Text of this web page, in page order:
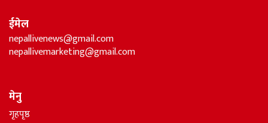
ईमेल
nepallivenews@gmail.com
nepallivemarketing@gmail.com
मेनु
गृहपृष्ठ